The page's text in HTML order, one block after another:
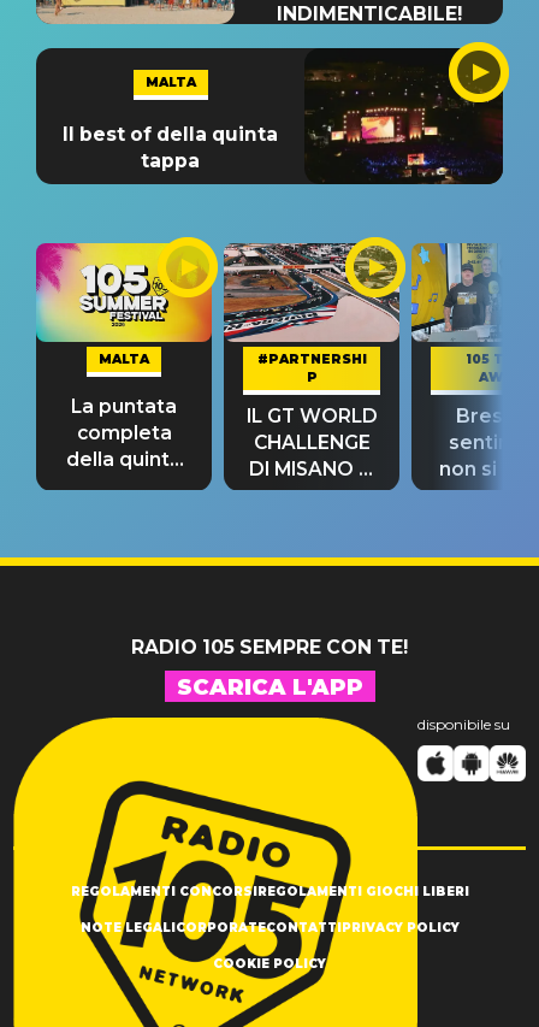
INDIMENTICABILE!
MALTA
Il best of della quinta
tappa
MALTA
La puntata
completa
della quinta
tappa
#PARTNERSHI
P
IL GT WORLD
CHALLENGE
DI MISANO si
riconferma
105 TAKE
AWAY
Bresh:
non si
fino alla
RADIO 105 SEMPRE CON TE!
SCARICA L'APP
disponibile su
REGOLAMENTI CONCORSIREGOLAMENTI GIOCHI LIBERI
NOTE LEGALICORPORATECONTATTIPRIVACY POLICY
COOKIE POLICY